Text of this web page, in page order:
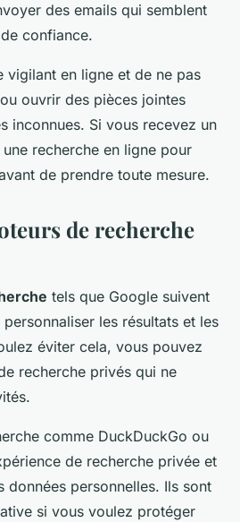
des emails qui semblent
confiance.
vigilant en ligne et de ne pas
ouvrir des pièces jointes
inconnues. Si vous recevez un
recherche en ligne pour
de prendre toute mesure.
de recherche
tels que Google suivent
les résultats et les
éviter cela, vous pouvez
recherche privés qui ne
comme DuckDuckGo ou
de recherche privée et
données personnelles. Ils sont
si vous voulez protéger